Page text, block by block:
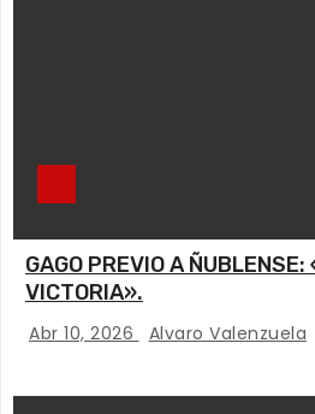
GAGO PREVIO A
VICTORIA».
Abr 10, 2026 Alvaro Valenzuela